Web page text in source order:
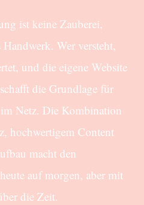
ist keine Zauberei,
Handwerk. Wer versteht,
und die eigene Website
die Grundlage für
Netz. Die Kombination
hochwertigem Content
macht den
auf morgen, aber mit
die Zeit.